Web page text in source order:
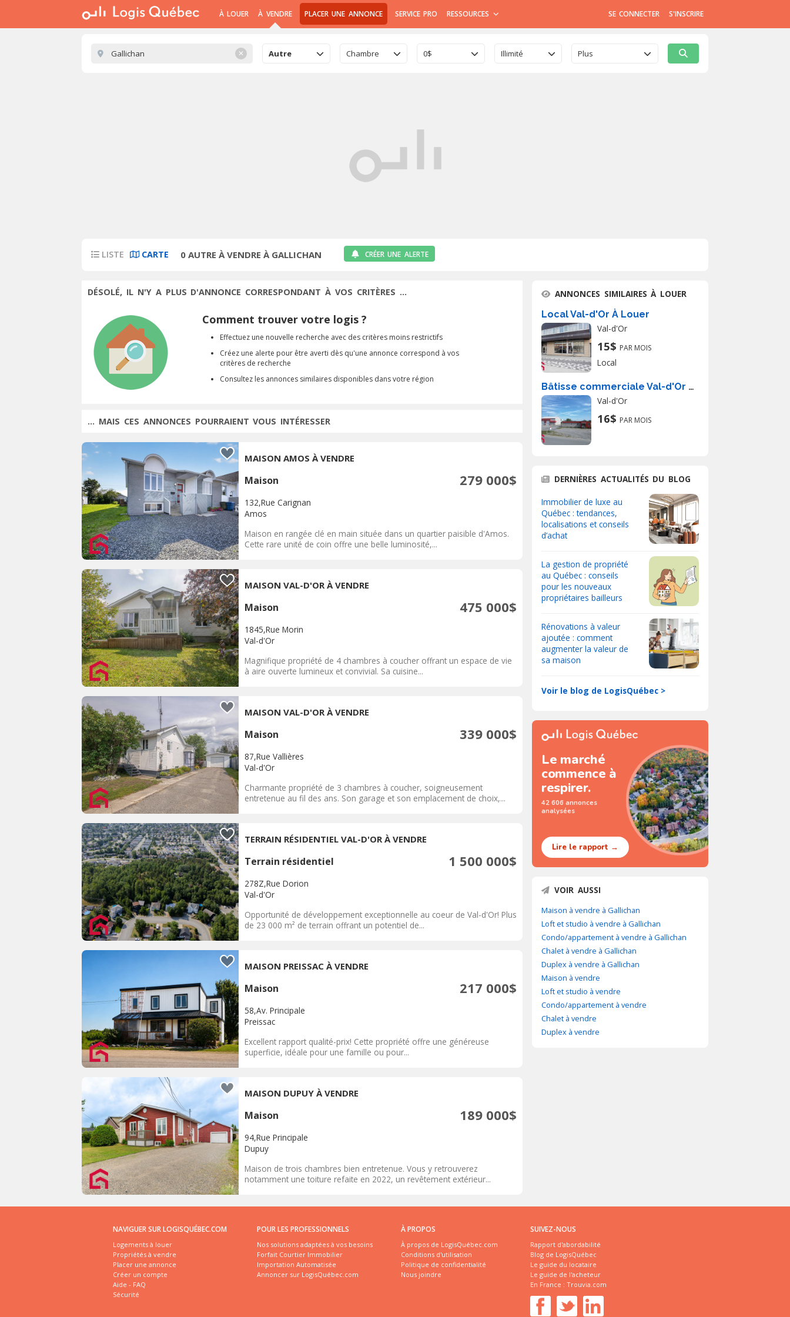
À LOUER À VENDRE PLACER UNE ANNONCE SERVICE PRO RESSOURCES SE CONNECTER S'INSCRIRE
✕ Autre Chambre 0$ Illimité Plus
LISTE CARTE 0 AUTRE À VENDRE À GALLICHAN CRÉER UNE ALERTE
DÉSOLÉ, IL N'Y A PLUS D'ANNONCE CORRESPONDANT À VOS CRITÈRES ...
Comment trouver votre logis ?
Effectuez une nouvelle recherche avec des critères moins restrictifs
Créez une alerte pour être averti dès qu'une annonce correspond à vos
critères de recherche
Consultez les annonces similaires disponibles dans votre région
... MAIS CES ANNONCES POURRAIENT VOUS INTÉRESSER
MAISON AMOS À VENDRE
Maison 279 000$
132,Rue Carignan
Amos
Maison en rangée clé en main située dans un quartier paisible d'Amos.
Cette rare unité de coin offre une belle luminosité,...
MAISON VAL-D'OR À VENDRE
Maison 475 000$
1845,Rue Morin
Val-d'Or
Magnifique propriété de 4 chambres à coucher offrant un espace de vie
à aire ouverte lumineux et convivial. Sa cuisine...
MAISON VAL-D'OR À VENDRE
Maison 339 000$
87,Rue Vallières
Val-d'Or
Charmante propriété de 3 chambres à coucher, soigneusement
entretenue au fil des ans. Son garage et son emplacement de choix,...
TERRAIN RÉSIDENTIEL VAL-D'OR À VENDRE
Terrain résidentiel 1 500 000$
278Z,Rue Dorion
Val-d'Or
Opportunité de développement exceptionnelle au coeur de Val-d'Or! Plus
de 23 000 m² de terrain offrant un potentiel de...
MAISON PREISSAC À VENDRE
Maison 217 000$
58,Av. Principale
Preissac
Excellent rapport qualité-prix! Cette propriété offre une généreuse
superficie, idéale pour une famille ou pour...
MAISON DUPUY À VENDRE
Maison 189 000$
94,Rue Principale
Dupuy
Maison de trois chambres bien entretenue. Vous y retrouverez
notamment une toiture refaite en 2022, un revêtement extérieur...
ANNONCES SIMILAIRES À LOUER
Local Val-d'Or À Louer
Val-d'Or
15$ PAR MOIS
Local
Bâtisse commerciale Val-d'Or À Louer
Val-d'Or
16$ PAR MOIS
DERNIÈRES ACTUALITÉS DU BLOG
Immobilier de luxe au
Québec : tendances,
localisations et conseils
d’achat
La gestion de propriété
au Québec : conseils
pour les nouveaux
propriétaires bailleurs
Rénovations à valeur
ajoutée : comment
augmenter la valeur de
sa maison
Voir le blog de LogisQuébec >
Le marché
commence à
respirer.
42 606 annonces
analysées
Lire le rapport →
VOIR AUSSI
Maison à vendre à Gallichan
Loft et studio à vendre à Gallichan
Condo/appartement à vendre à Gallichan
Chalet à vendre à Gallichan
Duplex à vendre à Gallichan
Maison à vendre
Loft et studio à vendre
Condo/appartement à vendre
Chalet à vendre
Duplex à vendre
NAVIGUER SUR LOGISQUÉBEC.COM
Logements à louer
Propriétés à vendre
Placer une annonce
Créer un compte
Aide - FAQ
Sécurité
POUR LES PROFESSIONNELS
Nos solutions adaptées à vos besoins
Forfait Courtier Immobilier
Importation Automatisée
Annoncer sur LogisQuébec.com
À PROPOS
À propos de LogisQuébec.com
Conditions d'utilisation
Politique de confidentialité
Nous joindre
SUIVEZ-NOUS
Rapport d'abordabilité
Blog de LogisQuébec
Le guide du locataire
Le guide de l'acheteur
En France : Trouvia.com